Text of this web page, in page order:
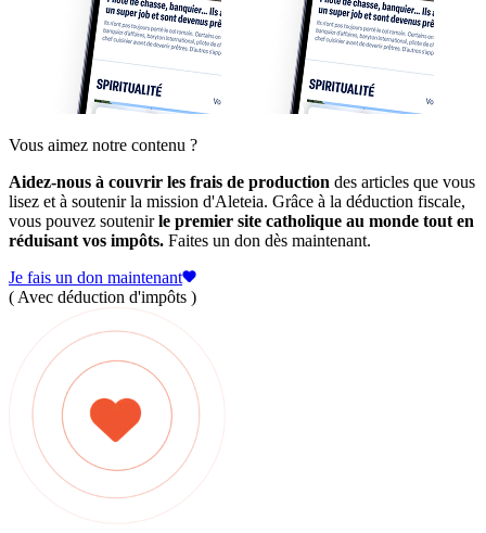
Vous aimez notre contenu ?
Aidez-nous à couvrir les frais de production des articles que vous
lisez et à soutenir la mission d'Aleteia. Grâce à la déduction fiscale,
vous pouvez soutenirle premier site catholique au monde tout en
réduisant vos impôts. Faites un don dès maintenant.
Je fais un don maintenant
( Avec déduction d'impôts )